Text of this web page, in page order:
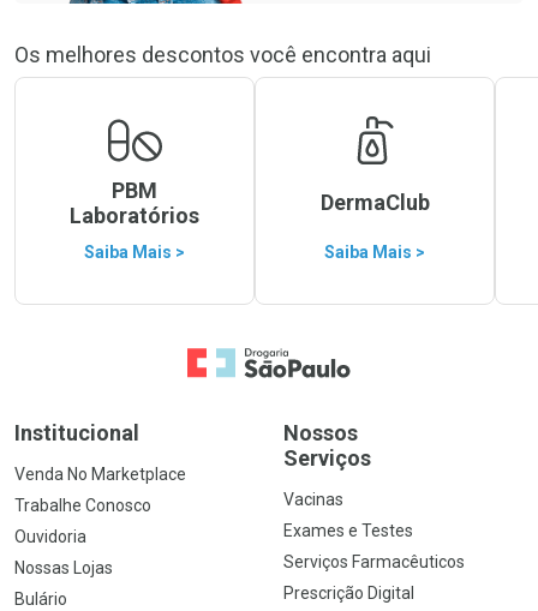
Os melhores descontos você encontra aqui
PBM
Laboratórios
Saiba Mais >
DermaClub
Saiba Mais >
Ir para a Home
Institucional
Venda No Marketplace
Trabalhe Conosco
Ouvidoria
Nossas Lojas
Bulário
Nossos
Serviços
Vacinas
Exames e Testes
Serviços Farmacêuticos
Prescrição Digital